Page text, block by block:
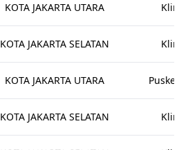
KOTA JAKARTA UTARA Klinik
KOTA JAKARTA SELATAN Klinik
KOTA JAKARTA UTARA
KOTA JAKARTA SELATAN Klinik